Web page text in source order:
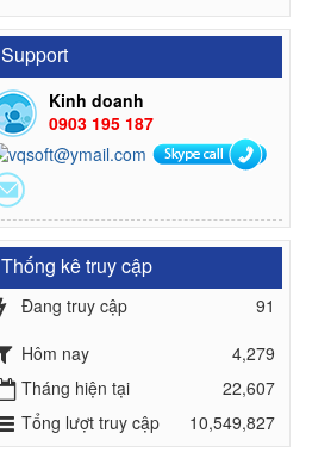
Support
Kinh doanh
0903 195 187
Thống kê truy cập
Đang truy cập
91
Hôm nay
4,279
Tháng hiện tại
22,607
Tổng lượt truy cập
10,549,827